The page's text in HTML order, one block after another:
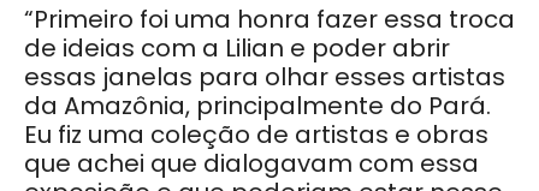
“Primeiro foi uma honra fazer essa troca
de ideias com a Lilian e poder abrir
essas janelas para olhar esses artistas
da Amazônia, principalmente do Pará.
Eu fiz uma coleção de artistas e obras
que achei que dialogavam com essa